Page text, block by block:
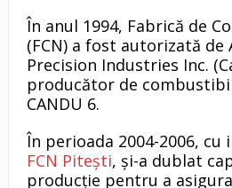
În anul 1994, Fabrică de
(FCN) a fost autorizată de
Precision Industries Inc.
producător de
CANDU 6.
În perioada 2004-2006, cu
FCN Pitești, și-a dublat
producție pentru a